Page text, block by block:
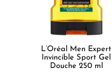
L’Oréal Men Expert
Invincible Sport Gel
Douche 250 ml